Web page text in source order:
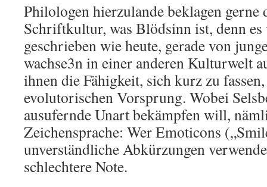
Philologen hierzulande beklagen gerne
Schriftkultur, was Blödsinn ist, denn
geschrieben wie heute, gerade von
wachse3n in einer anderen Kulturwelt
ihnen die Fähigkeit, sich kurz zu
evolutorischen Vorsprung. Wobei
ausufernde Unart bekämpfen will,
Zeichensprache: Wer Emoticons
unverständliche Abkürzungen
schlechtere Note.